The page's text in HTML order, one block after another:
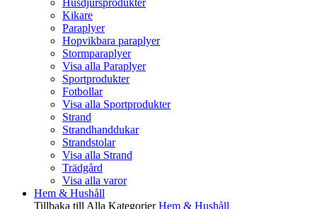
Husdjursprodukter
Kikare
Paraplyer
Hopvikbara paraplyer
Stormparaplyer
Visa alla Paraplyer
Sportprodukter
Fotbollar
Visa alla Sportprodukter
Strand
Strandhanddukar
Strandstolar
Visa alla Strand
Trädgård
Visa alla varor
Hem & Hushåll
Tillbaka till Alla Kategorier Hem & Hushåll